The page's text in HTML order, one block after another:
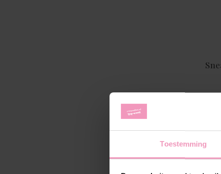
Toestemming